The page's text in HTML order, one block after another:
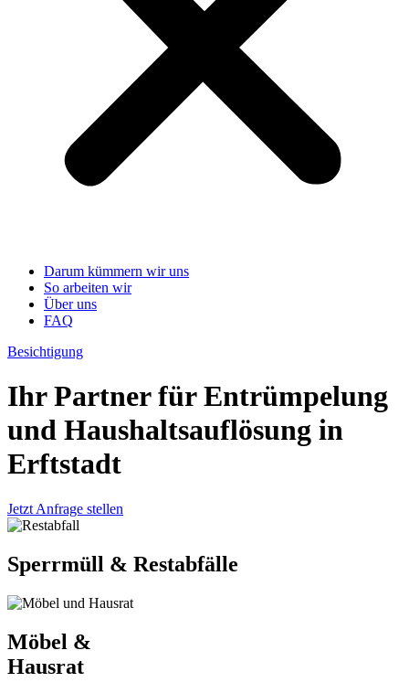
Darum kümmern wir uns
So arbeiten wir
Über uns
FAQ
Besichtigung
Ihr Partner für Entrümpelung
und Haushaltsauflösung in
Erftstadt
Jetzt Anfrage stellen
Sperrmüll & Restabfälle
Möbel &
Hausrat